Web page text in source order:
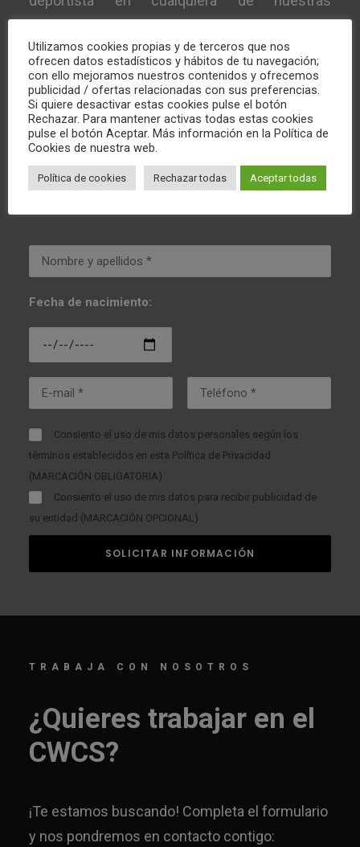
Rellena el formulario (introduciendo la fecha de
nacimiento del deportista interesado/a) y nos
pondremos en contacto para facilitarte la
información que precises sobre condiciones,
horarios de entrenamiento… y convertirte en
Fecha de nacimiento:
Consiento el uso de mis datos personales según los
términos establecidos en esta Política de Privacidad
(MARCACIÓN OBLIGATORIA)
Consiento el uso de mis datos para recibir publicidad de
su entidad (MARCACIÓN OPCIONAL)
TRABAJA CON NOSOTROS
¿Quieres trabajar en el
CWCS?
¡Te estamos buscando! Completa el formulario
y nos pondremos en contacto contigo:
Utilizamos cookies propias y de terceros que nos
ofrecen datos estadísticos y hábitos de tu navegación;
con ello mejoramos nuestros contenidos y ofrecemos
publicidad / ofertas relacionadas con sus preferencias.
Si quiere desactivar estas cookies pulse el botón
Rechazar. Para mantener activas todas estas cookies
pulse el botón Aceptar. Más información en la Política de
Cookies de nuestra web.
Política de cookies Rechazar todas Aceptar todas